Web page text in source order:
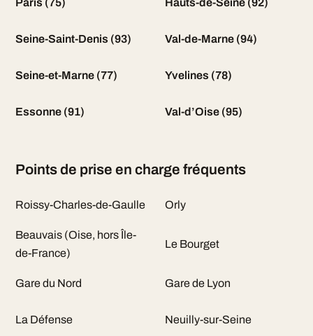
Seine-Saint-Denis (93) Val-de-Marne (94)
Seine-et-Marne (77) Yvelines (78)
Essonne (91) Val-d’Oise (95)
Points de prise en charge fréquents
Roissy-Charles-de-Gaulle Orly
Beauvais (Oise, hors Île-
de-France)
Le Bourget
Gare du Nord Gare de Lyon
La Défense Neuilly-sur-Seine